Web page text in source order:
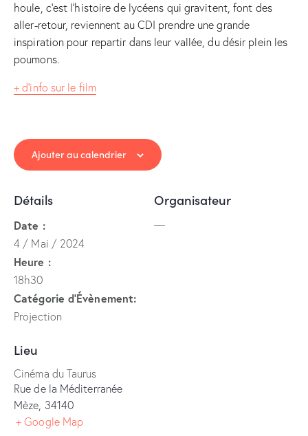
houle, c’est l’histoire de lycéens qui gravitent, font des
aller-retour, reviennent au CDI prendre une grande
inspiration pour repartir dans leur vallée, du désir plein les
poumons.
+ d’info sur le film
Ajouter au calendrier
Détails
Date :
4 / Mai / 2024
Heure :
18h30
Catégorie d’Évènement:
Projection
Organisateur
—
Lieu
Cinéma du Taurus
Rue de la Méditerranée
Mèze, 34140
+ Google Map